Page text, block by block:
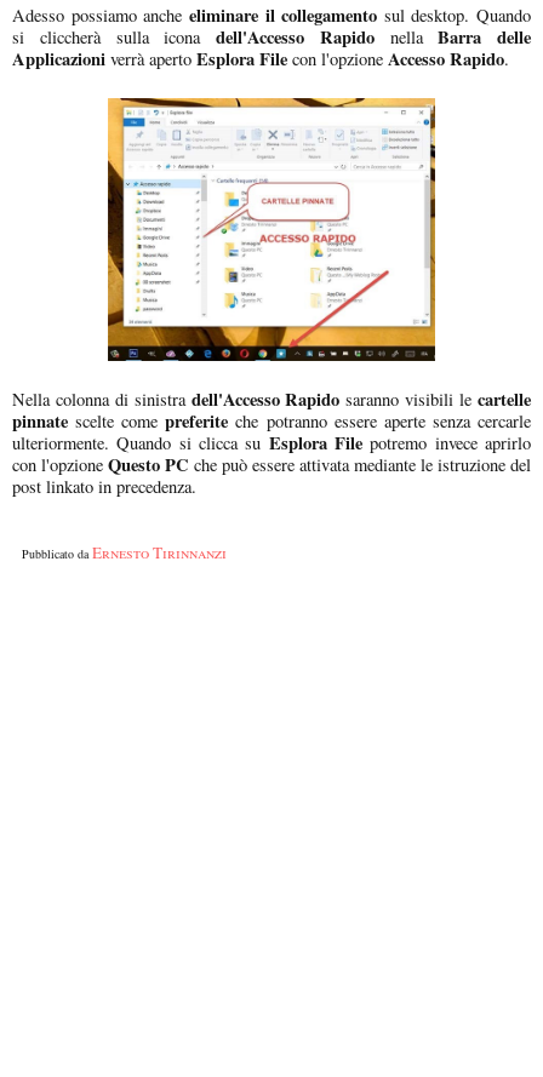
Adesso possiamo anche eliminare il collegamento sul desktop. Quando
si cliccherà sulla icona dell'Accesso RapidonellaBarra delle
Applicazioni verrà aperto Esplora File con l'opzione Accesso Rapido.
Nella colonna di sinistra dell'Accesso Rapido saranno visibili le cartelle
pinnate scelte comepreferite che potranno essere aperte senza cercarle
ulteriormente. Quando si clicca su Esplora File potremo invece aprirlo
con l'opzione Questo PC che può essere attivata mediante le istruzione del
post linkato in precedenza.
Pubblicato daErnesto Tirinnanzi